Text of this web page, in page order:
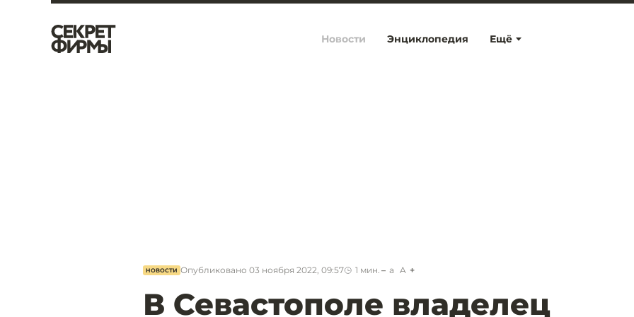
Ещё
Новости Энциклопедия
НОВОСТИ Опубликовано 03 ноября 2022, 09:57 1 мин. a A
В Севастополе владелец